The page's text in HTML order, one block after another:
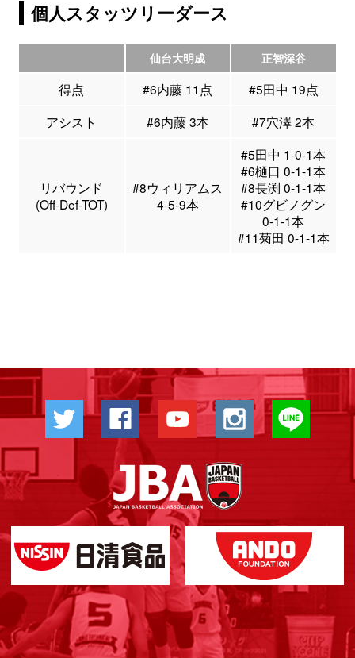
個人スタッツリーダース
仙台大明成 正智深谷
得点 #6内藤 11点
#5田中 19点
アシスト
#6内藤 3本 #7穴澤 2本
リバウンド
(Off-Def-TOT)
#8ウィリアムス
4-5-9本
#5田中 1-0-1本
#6樋口 0-1-1本
#8長渕 0-1-1本
#10グビノグン
0-1-1本
#11菊田 0-1-1本